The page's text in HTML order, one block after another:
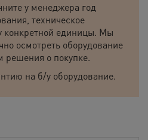
у менеджера год
техническое
конкретной единицы. Мы
осмотреть оборудование
решения о покупке.
на б/у оборудование.